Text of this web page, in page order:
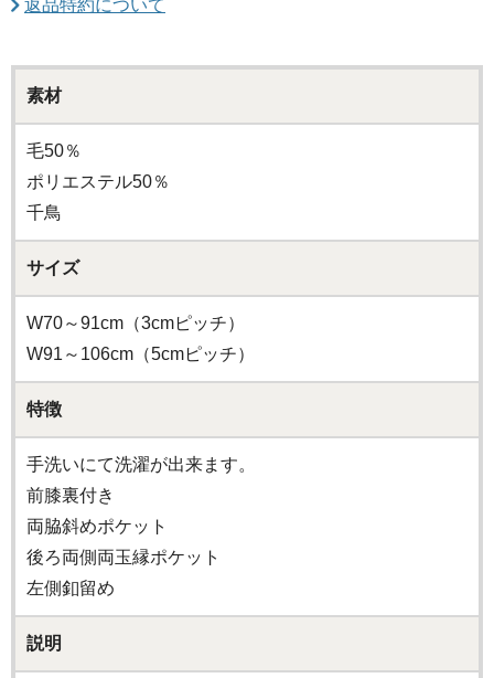
返品特約について
素材
毛50％
ポリエステル50％
千鳥
サイズ
W70～91cm（3cmピッチ）
W91～106cm（5cmピッチ）
特徴
手洗いにて洗濯が出来ます。
前膝裏付き
両脇斜めポケット
後ろ両側両玉縁ポケット
左側釦留め
説明